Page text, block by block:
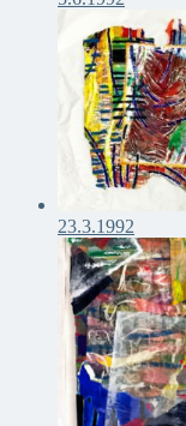
23.3.1992